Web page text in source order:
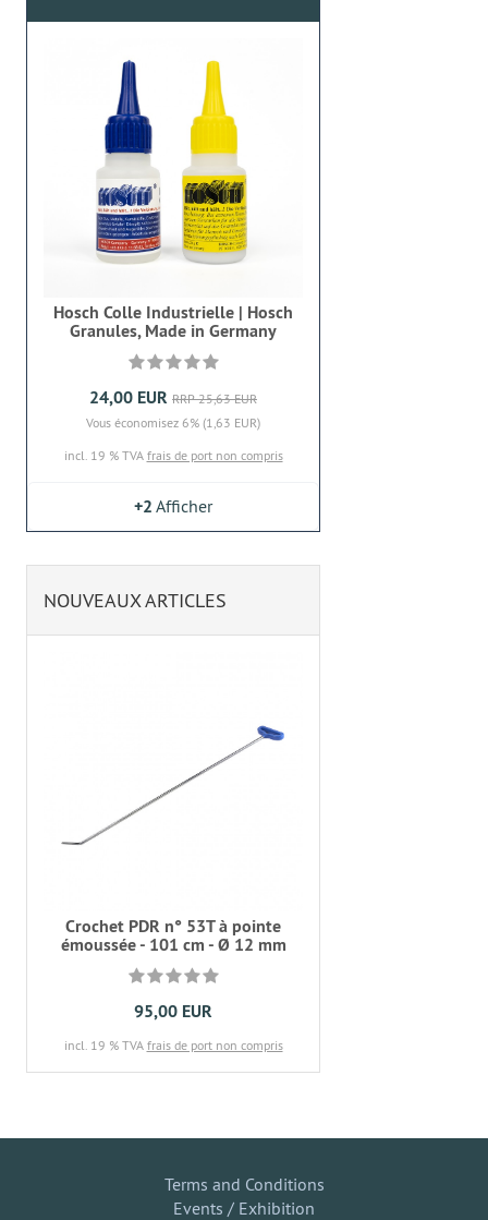
Hosch Colle Industrielle | Hosch
Granules, Made in Germany
24,00 EUR RRP 25,63 EUR
Vous économisez 6% (1,63 EUR)
incl. 19 % TVA frais de port non compris
+2 Afficher
NOUVEAUX ARTICLES
Crochet PDR n° 53T à pointe
émoussée - 101 cm - Ø 12 mm
95,00 EUR
incl. 19 % TVA frais de port non compris
Terms and Conditions
Events / Exhibition